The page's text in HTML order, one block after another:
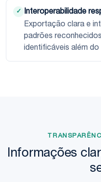
✓
Interoperabilidade
Exportação clara e
padrões
identificáveis além do
Informações